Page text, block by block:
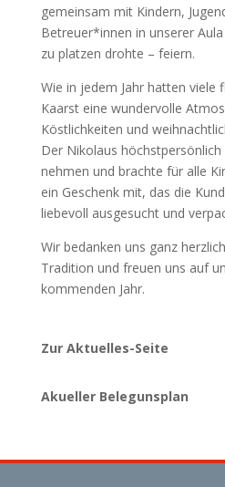
gemeinsam mit Kindern,
Betreuer*innen in unserer
zu platzen drohte – feiern.
Wie in jedem Jahr hatten viele
Kaarst eine wundervolle
Köstlichkeiten und
Der Nikolaus
nehmen und brachte für alle
ein Geschenk mit, das die
liebevoll ausgesucht und
Wir bedanken uns ganz
Tradition und freuen uns auf
kommenden Jahr.
Zur Aktuelles-Seite
Akueller Belegunsplan